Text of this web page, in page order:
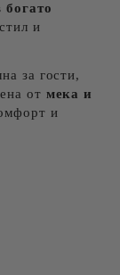
богато
и
за гости,
от мека и
и